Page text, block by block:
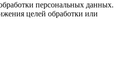
персональных данных.
целей обработки или